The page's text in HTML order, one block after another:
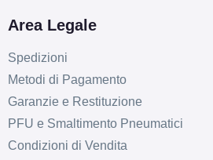
F
Area Legale
Spedizioni
Metodi di Pagamento
Garanzie e Restituzione
PFU e Smaltimento Pneumatici
Condizioni di Vendita